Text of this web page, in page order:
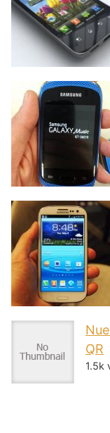
QR
1.5k